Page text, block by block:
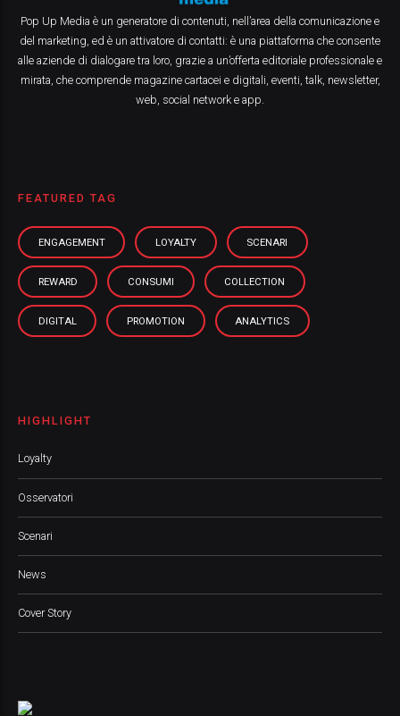
Pop Up Media è un generatore di contenuti, nell’area della comunicazione e
del marketing, ed è un attivatore di contatti: è una piattaforma che consente
alle aziende di dialogare tra loro, grazie a un’offerta editoriale professionale e
mirata, che comprende magazine cartacei e digitali, eventi, talk, newsletter,
web, social network e app.
FEATURED TAG
ENGAGEMENT LOYALTY SCENARI
REWARD CONSUMI COLLECTION
DIGITAL PROMOTION ANALYTICS
HIGHLIGHT
Loyalty
Osservatori
Scenari
News
Cover Story